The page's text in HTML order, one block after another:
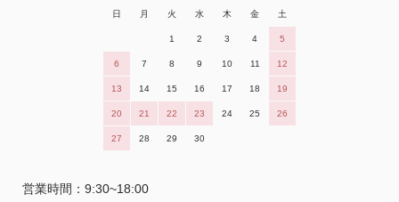
日 月 火 水 木 金 土
1 2 3 4 5
6 7 8 9 10 11 12
13 14 15 16 17 18 19
20 21 22 23 24 25 26
27 28 29 30
営業時間：9:30~18:00